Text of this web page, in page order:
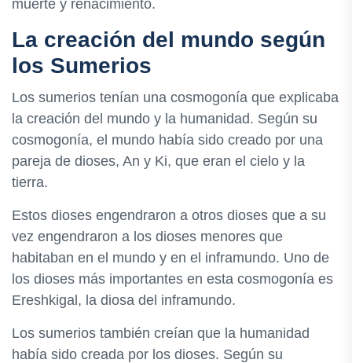
muerte y renacimiento.
La creación del mundo según
los Sumerios
Los sumerios tenían una cosmogonía que explicaba
la creación del mundo y la humanidad. Según su
cosmogonía, el mundo había sido creado por una
pareja de dioses, An y Ki, que eran el cielo y la
tierra.
Estos dioses engendraron a otros dioses que a su
vez engendraron a los dioses menores que
habitaban en el mundo y en el inframundo. Uno de
los dioses más importantes en esta cosmogonía es
Ereshkigal, la diosa del inframundo.
Los sumerios también creían que la humanidad
había sido creada por los dioses. Según su